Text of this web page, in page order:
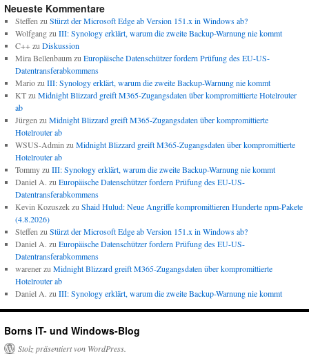
Neueste Kommentare
Steffen zu Stürzt der Microsoft Edge ab Version 151.x in Windows ab?
Wolfgangzu III: Synology erklärt, warum die zweite Backup-Warnung nie kommt
C++zu Diskussion
Mira Bellenbaumzu Europäische Datenschützer fordern Prüfung des EU-US-
Datentransferabkommens
Mariozu III: Synology erklärt, warum die zweite Backup-Warnung nie kommt
KTzu Midnight Blizzard greift M365-Zugangsdaten über kompromittierte Hotelrouter
ab
Jürgen zu Midnight Blizzard greift M365-Zugangsdaten über kompromittierte
Hotelrouter ab
WSUS-Admin zu Midnight Blizzard greift M365-Zugangsdaten über kompromittierte
Hotelrouter ab
Tommyzu III: Synology erklärt, warum die zweite Backup-Warnung nie kommt
Daniel A. zu Europäische Datenschützer fordern Prüfung des EU-US-
Datentransferabkommens
Kevin Kozuszekzu Shaid Hulud: Neue Angriffe kompromittieren Hunderte npm-Pakete
(4.8.2026)
Steffen zu Stürzt der Microsoft Edge ab Version 151.x in Windows ab?
Daniel A. zu Europäische Datenschützer fordern Prüfung des EU-US-
Datentransferabkommens
warenerzu Midnight Blizzard greift M365-Zugangsdaten über kompromittierte
Hotelrouter ab
Daniel A. zu III: Synology erklärt, warum die zweite Backup-Warnung nie kommt
Borns IT- und Windows-Blog
Stolz präsentiert von WordPress.